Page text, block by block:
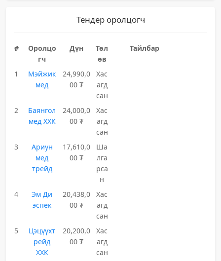
Тендер оролцогч
#
Оролцо
гч
Дүн
Төл
өв
Тайлбар
1
Мэйжик
мед
24,990,0
00 ₮
Хас
агд
сан
2
Баянгол
мед ХХК
24,000,0
00 ₮
Хас
агд
сан
3
Ариун
мед
трейд
17,610,0
00 ₮
Ша
лга
рса
н
4
Эм Ди
эспек
20,438,0
00 ₮
Хас
агд
сан
5
Цэцүүхт
рейд
ХХК
20,200,0
00 ₮
Хас
агд
сан